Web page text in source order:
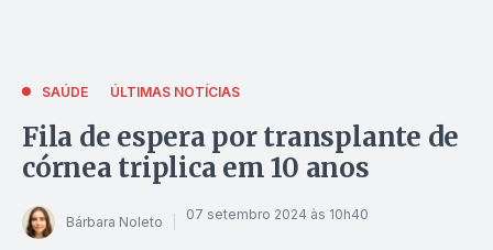
SAÚDE ÚLTIMAS NOTÍCIAS
Fila de espera por transplante de
córnea triplica em 10 anos
Bárbara Noleto 07 setembro 2024 às 10h40